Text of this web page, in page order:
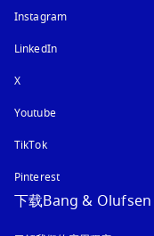
Instagram在新选项卡中打开
LinkedIn
X
Youtube在新选项卡中打开
TikTok
Pinterest
下载Bang & Olufsen